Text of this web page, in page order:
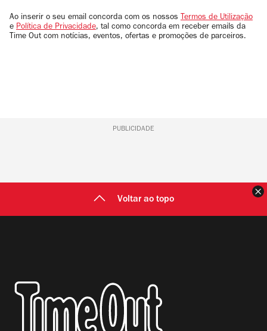
email
Ao inserir o seu email concorda com os nossos Termos de Utilização
e Política de Privacidade, tal como concorda em receber emails da
Time Out com notícias, eventos, ofertas e promoções de parceiros.
PUBLICIDADE
Voltar ao topo